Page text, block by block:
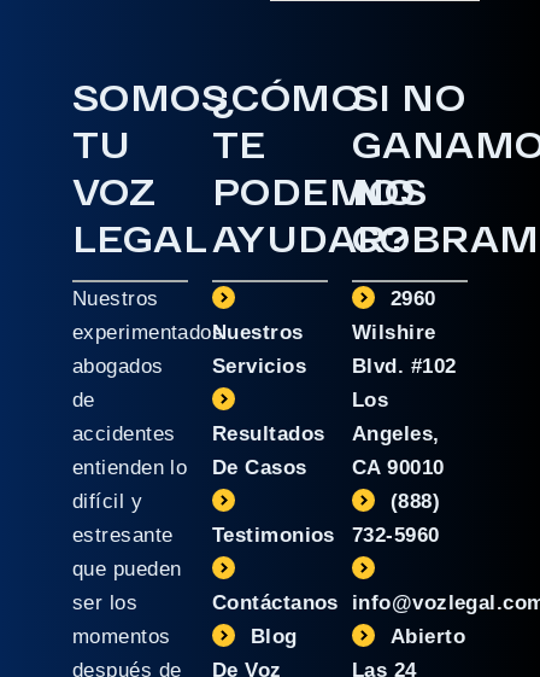
SOMOS
TU
VOZ
LEGAL
Nuestros
experimentados
abogados
de
accidentes
entienden lo
difícil y
estresante
que pueden
ser los
momentos
después de
¿CÓMO
TE
PODEMOS
AYUDAR?
Nuestros
Servicios
Resultados
De Casos
Testimonios
Contáctanos
Blog
De Voz
SI NO
NO
2960
Wilshire
Blvd. #102
Los
Angeles,
CA 90010
(888)
732-5960
Abierto
Las 24